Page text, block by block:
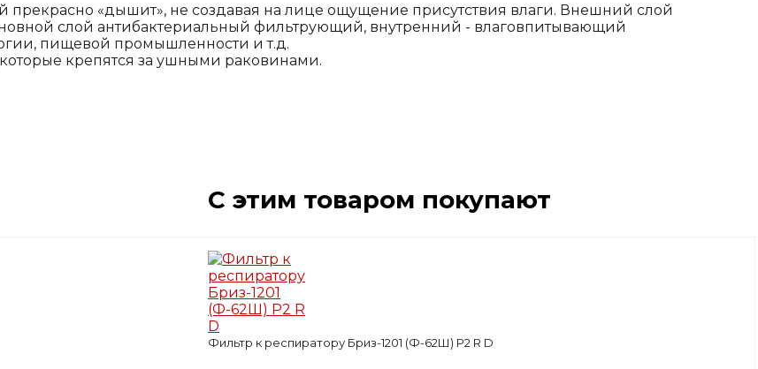
прекрасно «дышит», не создавая на лице ощущение присутствия влаги. Внешний слой
слой антибактериальный фильтрующий, внутренний - влаговпитывающий
пищевой промышленности и т.д.
крепятся за ушными раковинами.
С этим товаром покупают
Фильтр к респиратору Бриз-1201 (Ф-62Ш) Р2 R D